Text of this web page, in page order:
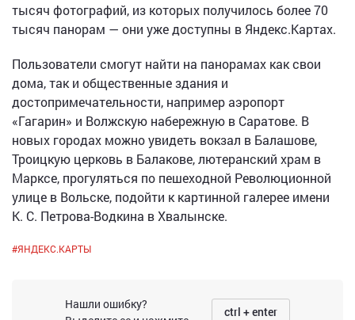
тысяч фотографий, из которых получилось более 70
тысяч панорам — они уже доступны в Яндекс.Картах.
Пользователи смогут найти на панорамах как свои
дома, так и общественные здания и
достопримечательности, например аэропорт
«Гагарин» и Волжскую набережную в Саратове. В
новых городах можно увидеть вокзал в Балашове,
Троицкую церковь в Балакове, лютеранский храм в
Марксе, прогуляться по пешеходной Революционной
улице в Вольске, подойти к картинной галерее имени
К. С. Петрова-Водкина в Хвалынске.
#ЯНДЕКС.КАРТЫ
Нашли ошибку?
ctrl + enter